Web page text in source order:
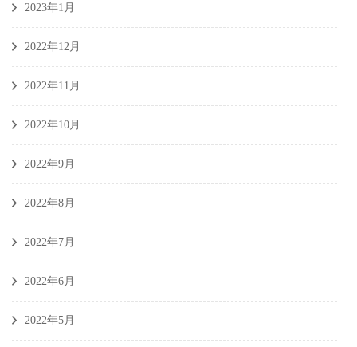
2023年1月
2022年12月
2022年11月
2022年10月
2022年9月
2022年8月
2022年7月
2022年6月
2022年5月